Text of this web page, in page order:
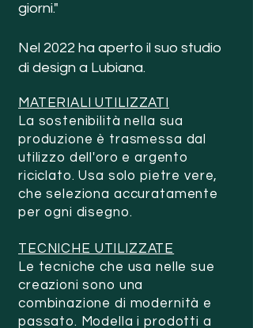
giorni."
Nel 2022 ha aperto il suo studio
di design a Lubiana.
MATERIALI UTILIZZATI
La sostenibilità nella sua
produzione è trasmessa dal
utilizzo dell'oro e argento
riciclato. Usa solo pietre vere,
che seleziona accuratamente
per ogni disegno.
TECNICHE UTILIZZATE
Le tecniche che usa nelle sue
creazioni sono una
combinazione di modernità e
passato. Modella i prodotti a